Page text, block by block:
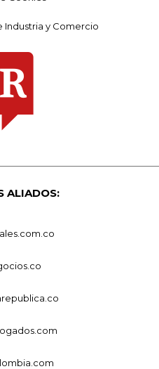
y Comercio
ALIADOS: